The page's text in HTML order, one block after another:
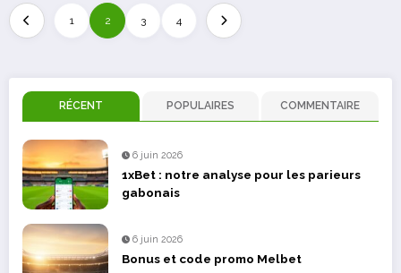
1 2 3 4
RÉCENT POPULAIRES COMMENTAIRE
6 juin 2026
1xBet : notre analyse pour les parieurs
gabonais
6 juin 2026
Bonus et code promo Melbet